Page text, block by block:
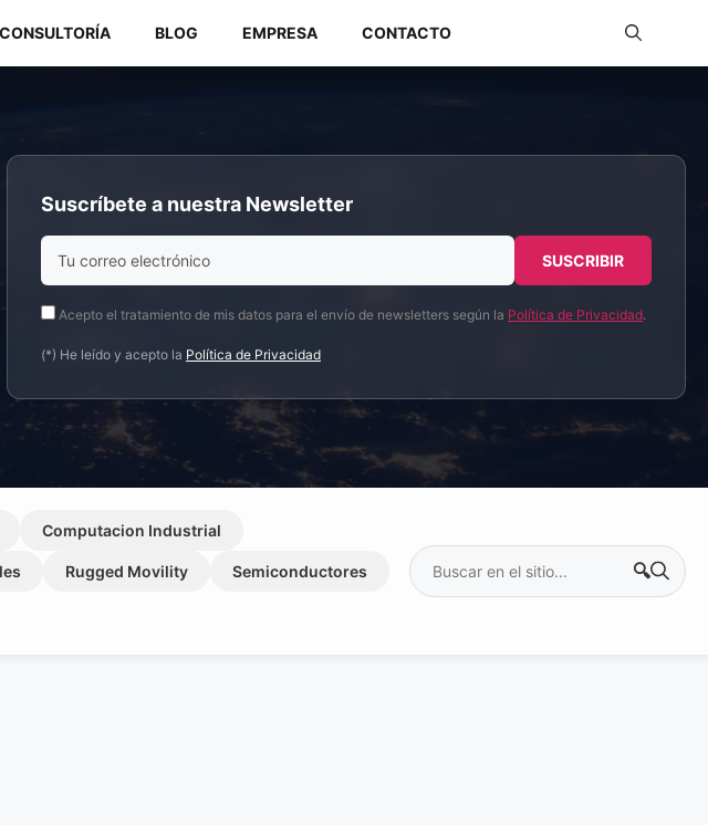
Redes Industriales
BLOG EMPRESA CONTACTO
Suscríbete a nuestra Newsletter
Acepto el tratamiento de mis datos para el envío de newsletters según la Política de Privacidad.
(*) He leído y acepto la Política de Privacidad
Computacion Industrial
Rugged Movility Semiconductores
Buscar: